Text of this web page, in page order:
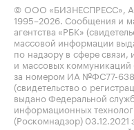
© ООО «БИЗНЕСПРЕСС»,
1995–2026 . Сообщения и
агентства «РБК»
массовой информации
по надзору в сфере
и массовых коммуникаций
за номером ИА №ФС77-
(свидетельство о
выдано Федеральной
информационных
(Роскомнадзор)